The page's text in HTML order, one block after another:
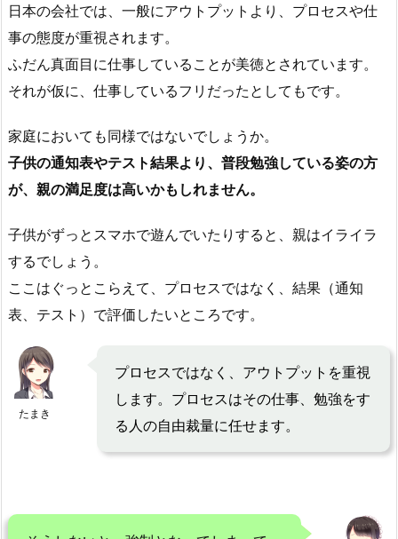
日本の会社では、一般にアウトプットより、プロセスや仕
事の態度が重視されます。
ふだん真面目に仕事していることが美徳とされています。
それが仮に、仕事しているフリだったとしてもです。
家庭においても同様ではないでしょうか。
子供の通知表やテスト結果より、普段勉強している姿の方
が、親の満足度は高いかもしれません。
子供がずっとスマホで遊んでいたりすると、親はイライラ
するでしょう。
ここはぐっとこらえて、プロセスではなく、結果（通知
表、テスト）で評価したいところです。
たまき
プロセスではなく、アウトプットを重視
します。プロセスはその仕事、勉強をす
る人の自由裁量に任せます。